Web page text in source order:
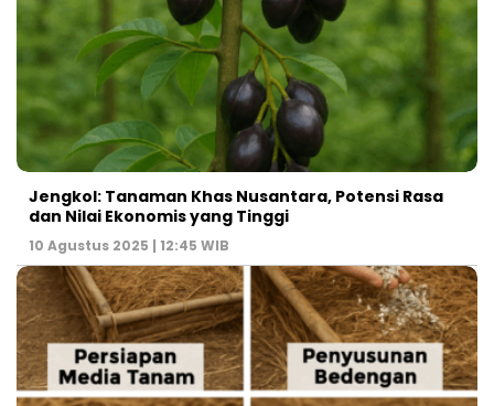
Jengkol: Tanaman Khas Nusantara, Potensi Rasa
dan Nilai Ekonomis yang Tinggi
10 Agustus 2025 | 12:45 WIB